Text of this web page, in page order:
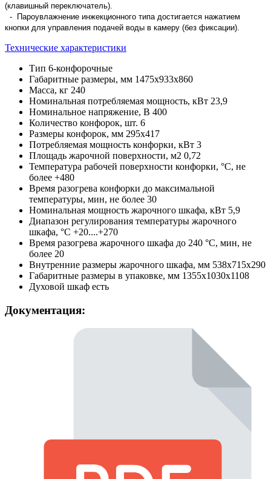
(клавишный переключатель).
- Пароувлажнение инжекционного типа достигается нажатием
кнопки для управления подачей воды в камеру (без фиксации).
Технические характеристики
Тип 6-конфорочные
Габаритные размеры, мм 1475x933x860
Масса, кг 240
Номинальная потребляемая мощность, кВт 23,9
Номинальное напряжение, В 400
Количество конфорок, шт. 6
Размеры конфорок, мм 295x417
Потребляемая мощность конфорки, кВт 3
Площадь жарочной поверхности, м2 0,72
Температура рабочей поверхности конфорки, °C, не
более +480
Время разогрева конфорки до максимальной
температуры, мин, не более 30
Номинальная мощность жарочного шкафа, кВт 5,9
Диапазон регулирования температуры жарочного
шкафа, °C +20....+270
Время разогрева жарочного шкафа до 240 °C, мин, не
более 20
Внутренние размеры жарочного шкафа, мм 538x715x290
Габаритные размеры в упаковке, мм 1355х1030х1108
Духовой шкаф есть
Документация: